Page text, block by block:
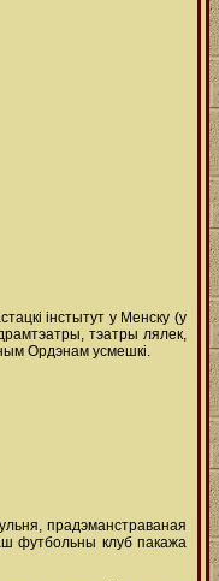
інстытут у Менску (у
тэатры лялек,
Ордэнам усмешкі.
прадэманстраваная
футбольны клуб пакажа